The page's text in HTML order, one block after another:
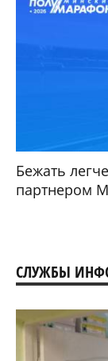
Бежать
партнером
СЛУЖБЫ